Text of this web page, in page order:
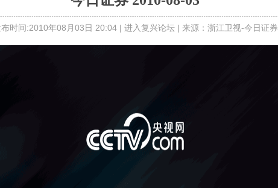
时间:2010年08月03日 20:04 | 进入复兴论坛| 来源：浙江卫视-今日证券